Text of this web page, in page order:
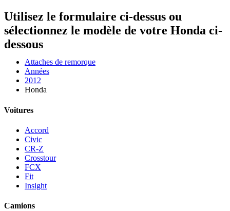
Utilisez le formulaire ci-dessus ou
sélectionnez le modèle de votre Honda ci-
dessous
Attaches de remorque
Années
2012
Honda
Voitures
Accord
Civic
CR-Z
Crosstour
FCX
Fit
Insight
Camions